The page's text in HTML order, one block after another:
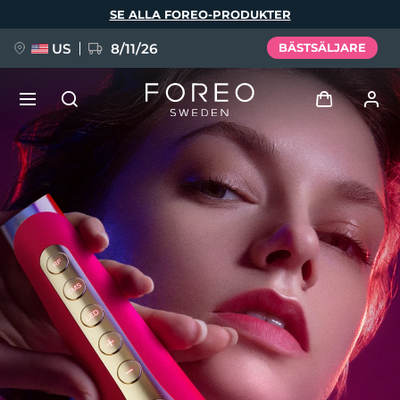
SE ALLA FOREO-PRODUKTER
US 8/11/26 BÄSTSÄLJARE
Logga in
Användarprofil
Mina enheter
Mina beställningar
Mina adresser
Mina prenumerationer
NYHET
FAQ™ Pure Beauty-Tech Elixir
BREAKING NEWS
issa™ Teeth Whitening Set
Språk
English Deutsch
Español
Français
Italiano
Português
Polski
Svenska
Русский
Türkçe
简体中文 繁體中文